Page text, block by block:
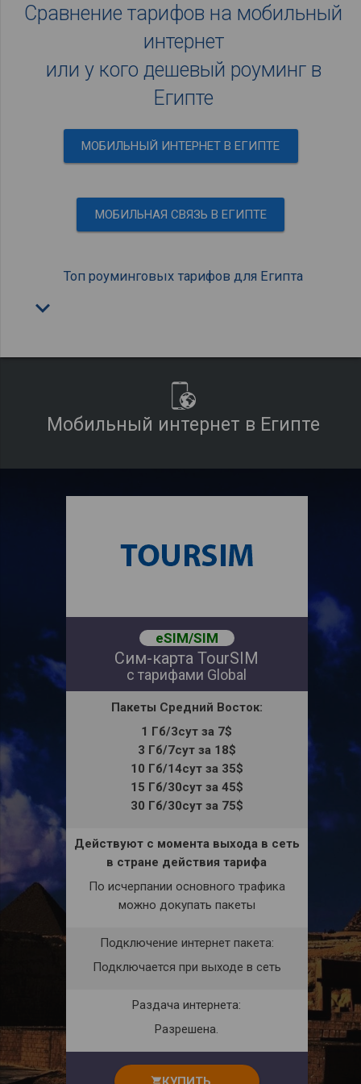
Сравнение тарифов на мобильный
интернет
или у кого дешевый роуминг в
Египте
МОБИЛЬНЫЙ ИНТЕРНЕТ В ЕГИПТЕ
МОБИЛЬНАЯ СВЯЗЬ В ЕГИПТЕ
Топ роуминговых тарифов для Египта
keyboard_arrow_down
Мобильный интернет в Египте
eSIM/SIM
Сим-карта TourSIM
с тарифами Global
Пакеты Средний Восток:
1 Гб/3сут за 7$
3 Гб/7сут за 18$
10 Гб/14сут за 35$
15 Гб/30сут за 45$
30 Гб/30сут за 75$
Действуют с момента выхода в сеть
в стране действия тарифа
По исчерпании основного трафика
можно докупать пакеты
Подключение интернет пакета:
Подключается при выходе в сеть
Раздача интернета:
Разрешена.
shopping_cart